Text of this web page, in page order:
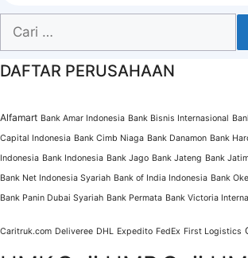
DAFTAR PERUSAHAAN
Alfamart Bank Amar Indonesia Bank Bisnis Internasional
Capital Indonesia Bank Cimb Niaga Bank Danamon Bank
Indonesia Bank Indonesia Bank Jago Bank Jateng Bank
Bank Net Indonesia Syariah Bank of India Indonesia Bank
Bank Panin Dubai Syariah Bank Permata Bank Victoria
Caritruk.com Deliveree DHL Expedito FedEx First Logistics